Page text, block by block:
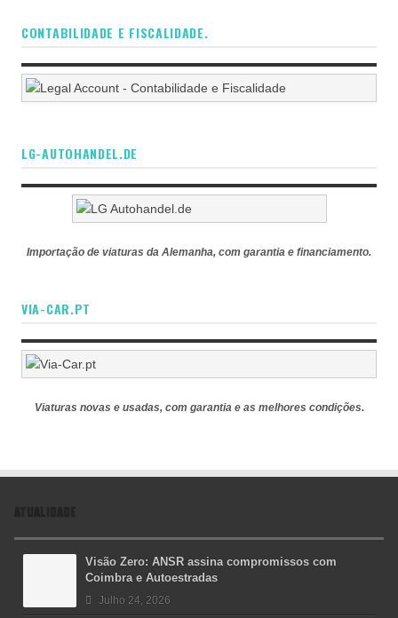
CONTABILIDADE E FISCALIDADE.
LG-AUTOHANDEL.DE
Importação de viaturas da Alemanha, com garantia e financiamento.
VIA-CAR.PT
Viaturas novas e usadas, com garantia e as melhores condições.
ATUALIDADE
Visão Zero: ANSR assina compromissos com
Coimbra e Autoestradas
Julho 24, 2026